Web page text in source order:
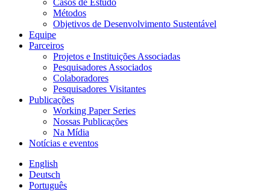
Casos de Estudo
Métodos
Objetivos de Desenvolvimento Sustentável
Equipe
Parceiros
Projetos e Instituições Associadas
Pesquisadores Associados
Colaboradores
Pesquisadores Visitantes
Publicações
Working Paper Series
Nossas Publicações
Na Mídia
Notícias e eventos
English
Deutsch
Português